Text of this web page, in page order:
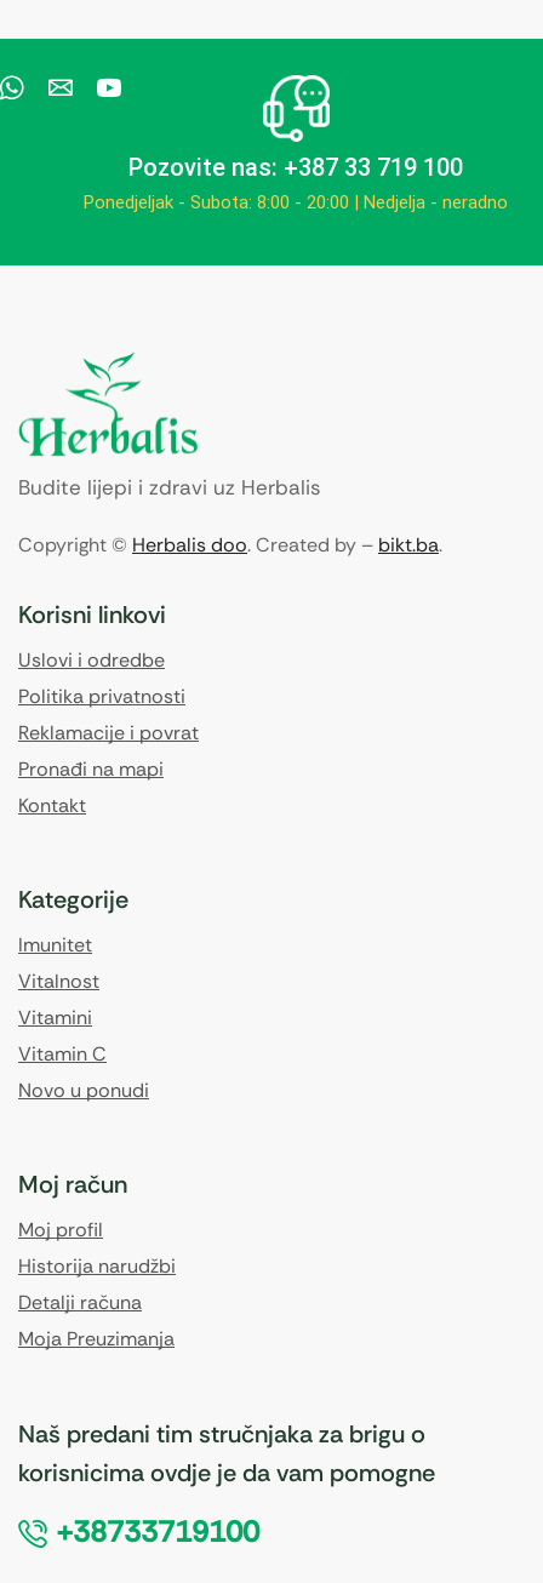
Pozovite nas: +387 33 719 100
Ponedjeljak - Subota: 8:00 - 20:00 | Nedjelja - neradno
Budite lijepi i zdravi uz Herbalis
Copyright © Herbalis doo. Created by – bikt.ba.
Korisni linkovi
Uslovi i odredbe
Politika privatnosti
Reklamacije i povrat
Pronađi na mapi
Kontakt
Kategorije
Imunitet
Vitalnost
Vitamini
Vitamin C
Novo u ponudi
Moj račun
Moj profil
Historija narudžbi
Detalji računa
Moja Preuzimanja
Naš predani tim stručnjaka za brigu o
korisnicima ovdje je da vam pomogne
+38733719100